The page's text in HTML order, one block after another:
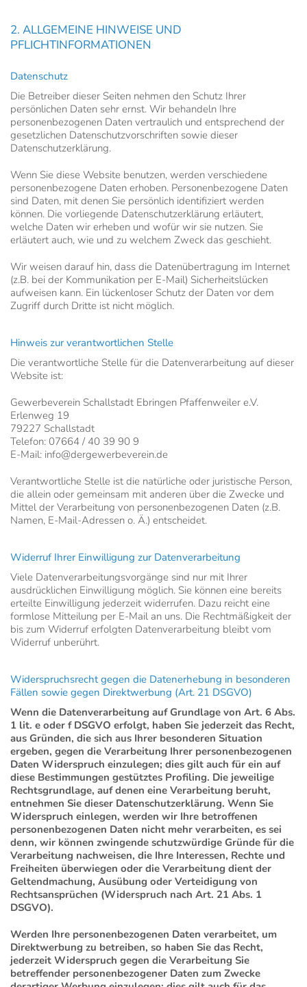
2. ALLGEMEINE HINWEISE UND
PFLICHTINFORMATIONEN
Datenschutz
Die Betreiber dieser Seiten nehmen den Schutz Ihrer
persönlichen Daten sehr ernst. Wir behandeln Ihre
personenbezogenen Daten vertraulich und entsprechend der
gesetzlichen Datenschutzvorschriften sowie dieser
Datenschutzerklärung.
Wenn Sie diese Website benutzen, werden verschiedene
personenbezogene Daten erhoben. Personenbezogene Daten
sind Daten, mit denen Sie persönlich identifiziert werden
können. Die vorliegende Datenschutzerklärung erläutert,
welche Daten wir erheben und wofür wir sie nutzen. Sie
erläutert auch, wie und zu welchem Zweck das geschieht.
Wir weisen darauf hin, dass die Datenübertragung im Internet
(z.B. bei der Kommunikation per E-Mail) Sicherheitslücken
aufweisen kann. Ein lückenloser Schutz der Daten vor dem
Zugriff durch Dritte ist nicht möglich.
Hinweis zur verantwortlichen Stelle
Die verantwortliche Stelle für die Datenverarbeitung auf dieser
Website ist:
Gewerbeverein Schallstadt Ebringen Pfaffenweiler e.V.
Erlenweg 19
79227 Schallstadt
Telefon: 07664 / 40 39 90 9
E-Mail: info@dergewerbeverein.de
Verantwortliche Stelle ist die natürliche oder juristische Person,
die allein oder gemeinsam mit anderen über die Zwecke und
Mittel der Verarbeitung von personenbezogenen Daten (z.B.
Namen, E-Mail-Adressen o. Ä.) entscheidet.
Widerruf Ihrer Einwilligung zur Datenverarbeitung
Viele Datenverarbeitungsvorgänge sind nur mit Ihrer
ausdrücklichen Einwilligung möglich. Sie können eine bereits
erteilte Einwilligung jederzeit widerrufen. Dazu reicht eine
formlose Mitteilung per E-Mail an uns. Die Rechtmäßigkeit der
bis zum Widerruf erfolgten Datenverarbeitung bleibt vom
Widerruf unberührt.
Widerspruchsrecht gegen die Datenerhebung in besonderen
Fällen sowie gegen Direktwerbung (Art. 21 DSGVO)
Wenn die Datenverarbeitung auf Grundlage von Art. 6 Abs.
1 lit. e oder f DSGVO erfolgt, haben Sie jederzeit das Recht,
aus Gründen, die sich aus Ihrer besonderen Situation
ergeben, gegen die Verarbeitung Ihrer personenbezogenen
Daten Widerspruch einzulegen; dies gilt auch für ein auf
diese Bestimmungen gestütztes Profiling. Die jeweilige
Rechtsgrundlage, auf denen eine Verarbeitung beruht,
entnehmen Sie dieser Datenschutzerklärung. Wenn Sie
Widerspruch einlegen, werden wir Ihre betroffenen
personenbezogenen Daten nicht mehr verarbeiten, es sei
denn, wir können zwingende schutzwürdige Gründe für die
Verarbeitung nachweisen, die Ihre Interessen, Rechte und
Freiheiten überwiegen oder die Verarbeitung dient der
Geltendmachung, Ausübung oder Verteidigung von
Rechtsansprüchen (Widerspruch nach Art. 21 Abs. 1
DSGVO).
Werden Ihre personenbezogenen Daten verarbeitet, um
Direktwerbung zu betreiben, so haben Sie das Recht,
jederzeit Widerspruch gegen die Verarbeitung Sie
betreffender personenbezogener Daten zum Zwecke